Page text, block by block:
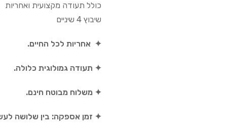
כולל תעודה מקצועית ואחריות
שיבוץ 4 שיניים
✦ אחריות לכל החיים.
✦ תעודה גמולוגית כלולה.
✦ משלוח מבוטח חינם.
✦ זמן אספקה: בין שלושה